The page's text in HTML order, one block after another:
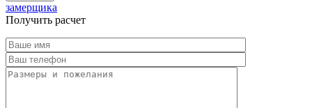
замерщика
Получить расчет